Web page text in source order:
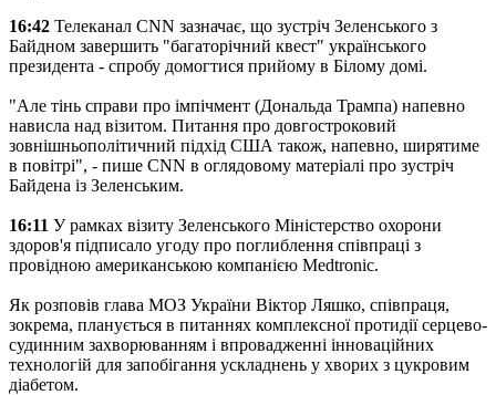
16:42 Телеканал CNN зазначає, що зустріч Зеленського з
Байдном завершить "багаторічний квест" українського
президента - спробу домогтися прийому в Білому домі.
"Але тінь справи про імпічмент (Дональда Трампа) напевно
нависла над візитом. Питання про довгостроковий
зовнішньополітичний підхід США також, напевно, ширятиме
в повітрі", - пише CNN в оглядовому матеріалі про зустріч
Байдена із Зеленським.
16:11 У рамках візиту Зеленського Міністерство охорони
здоров'я підписало угоду про поглиблення співпраці з
провідною американською компанією Medtronic.
Як розповів глава МОЗ України Віктор Ляшко, співпраця,
зокрема, планується в питаннях комплексної протидії серцево-
судинним захворюванням і впровадженні інноваційних
технологій для запобігання ускладнень у хворих з цукровим
діабетом.